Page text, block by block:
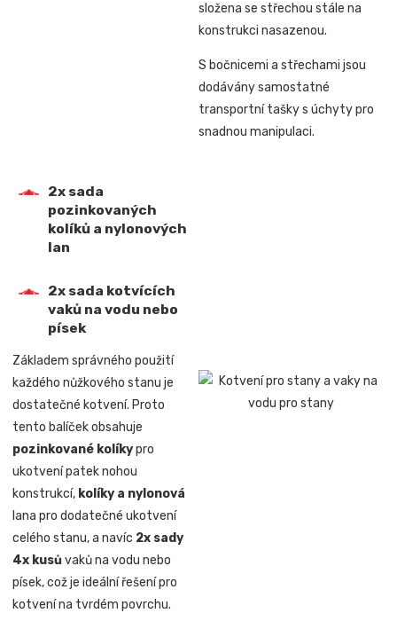
složena se střechou stále na
konstrukci nasazenou.
S bočnicemi a střechami jsou
dodávány samostatné
transportní tašky s úchyty pro
snadnou manipulaci.
2x sada
pozinkovaných
kolíků a nylonových
lan
2x sada kotvících
vaků na vodu nebo
písek
Základem správného použití
každého nůžkového stanu je
dostatečné kotvení. Proto
tento balíček obsahuje
pozinkované kolíkypro
ukotvení patek nohou
konstrukcí, kolíky a nylonová
lana pro dodatečné ukotvení
celého stanu, a navíc 2x sady
4x kusůvaků na vodu nebo
písek, což je ideální řešení pro
kotvení na tvrdém povrchu.